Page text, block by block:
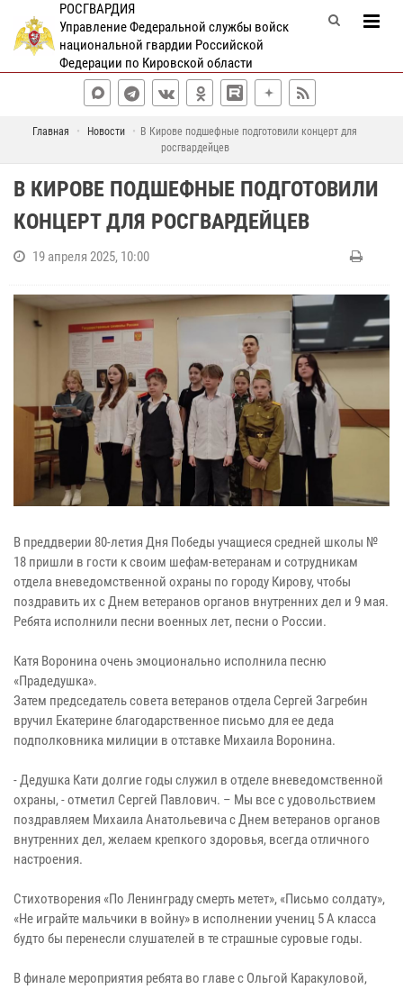
РОСГВАРДИЯ
Управление Федеральной службы войск
национальной гвардии Российской
Федерации по Кировской области
Главная Новости
В Кирове подшефные подготовили концерт для
росгвардейцев
В КИРОВЕ ПОДШЕФНЫЕ ПОДГОТОВИЛИ
КОНЦЕРТ ДЛЯ РОСГВАРДЕЙЦЕВ
19 апреля 2025, 10:00
В преддверии 80-летия Дня Победы учащиеся средней школы №
18 пришли в гости к своим шефам-ветеранам и сотрудникам
отдела вневедомственной охраны по городу Кирову, чтобы
поздравить их с Днем ветеранов органов внутренних дел и 9 мая.
Ребята исполнили песни военных лет, песни о России.
Катя Воронина очень эмоционально исполнила песню
«Прадедушка».
Затем председатель совета ветеранов отдела Сергей Загребин
вручил Екатерине благодарственное письмо для ее деда
подполковника милиции в отставке Михаила Воронина.
- Дедушка Кати долгие годы служил в отделе вневедомственной
охраны, - отметил Сергей Павлович. – Мы все с удовольствием
поздравляем Михаила Анатольевича с Днем ветеранов органов
внутренних дел, желаем крепкого здоровья, всегда отличного
настроения.
Стихотворения «По Ленинграду смерть метет», «Письмо солдату»,
«Не играйте мальчики в войну» в исполнении учениц 5 А класса
будто бы перенесли слушателей в те страшные суровые годы.
В финале мероприятия ребята во главе с Ольгой Каракуловой,